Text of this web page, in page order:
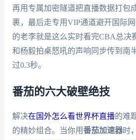
再用专属加密隧道把直播数据打包
裹，最后走专用VIP通道避开国际
的老李就是这么实时看完CBA总决
和杨毅拍桌怒吼的声响同步传到南
过0.3秒。
番茄的六大破壁绝技
解决在国外怎么看世界杯直播的难
的精妙组合。当你用番茄加速器时